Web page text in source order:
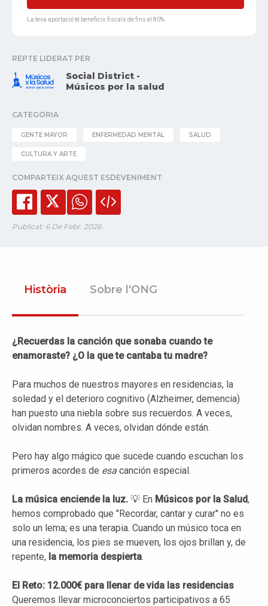
La teva aportació té beneficis fiscals de fins el 80%
REPTE LIDERAT PER
Social District -
Músicos por la salud
CATEGORIA
GENTE MAYOR ENFERMEDAD MENTAL SALUD
CULTURA Y ARTE
COMPARTEIX AQUEST ESDEVENIMENT
Publicat: 6 De Febr. 2026
Història Sobre l'ONG
¿Recuerdas la canción que sonaba cuando te
enamoraste? ¿O la que te cantaba tu madre?
Para muchos de nuestros mayores en residencias, la
soledad y el deterioro cognitivo (Alzheimer, demencia)
han puesto una niebla sobre sus recuerdos. A veces,
olvidan nombres. A veces, olvidan dónde están.
Pero hay algo mágico que sucede cuando escuchan los
primeros acordes de esa canción especial.
La música enciende la luz. 💡 En Músicos por la Salud,
hemos comprobado que "Recordar, cantar y curar" no es
solo un lema; es una terapia. Cuando un músico toca en
una residencia, los pies se mueven, los ojos brillan y, de
repente, la memoria despierta.
El Reto: 12.000€ para llenar de vida las residencias
Queremos llevar microconciertos participativos a 65